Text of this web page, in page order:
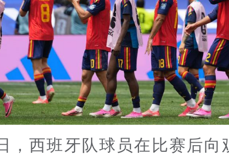
，西班牙队球员在比赛后向